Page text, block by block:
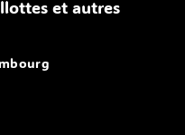
et autres